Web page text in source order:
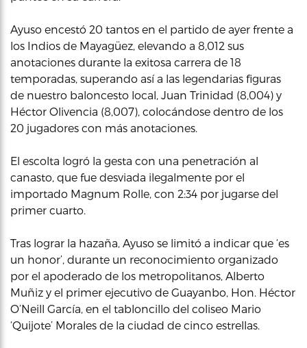
Ayuso encestó 20 tantos en el partido de ayer frente a
los Indios de Mayagüez, elevando a 8,012 sus
anotaciones durante la exitosa carrera de 18
temporadas, superando así a las legendarias figuras
de nuestro baloncesto local, Juan Trinidad (8,004) y
Héctor Olivencia (8,007), colocándose dentro de los
20 jugadores con más anotaciones.
El escolta logró la gesta con una penetración al
canasto, que fue desviada ilegalmente por el
importado Magnum Rolle, con 2:34 por jugarse del
primer cuarto.
Tras lograr la hazaña, Ayuso se limitó a indicar que ‘es
un honor’, durante un reconocimiento organizado
por el apoderado de los metropolitanos, Alberto
Muñiz y el primer ejecutivo de Guayanbo, Hon. Héctor
O’Neill García, en el tabloncillo del coliseo Mario
‘Quijote’ Morales de la ciudad de cinco estrellas.